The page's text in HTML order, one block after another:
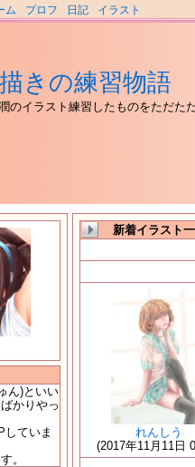
ム プロフ 日記 イラスト
きの練習物語
のイラスト練習したものをただた
ん)といい
かりやっ
していま
。
新着イラスト
れんしう
(2017年11月11日